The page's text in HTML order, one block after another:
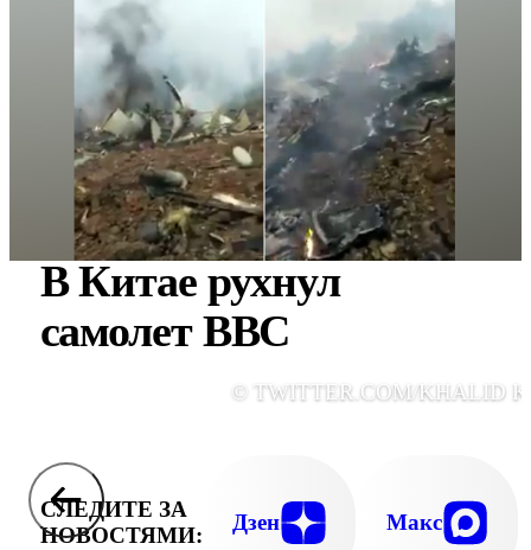
В Китае рухнул
самолет ВВС
© TWITTER.COM/KHALID
СЛЕДИТЕ ЗА
НОВОСТЯМИ:
Дзен Макс